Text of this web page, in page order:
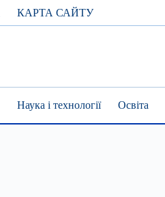
КАРТА САЙТУ
Наука і технології Освіта